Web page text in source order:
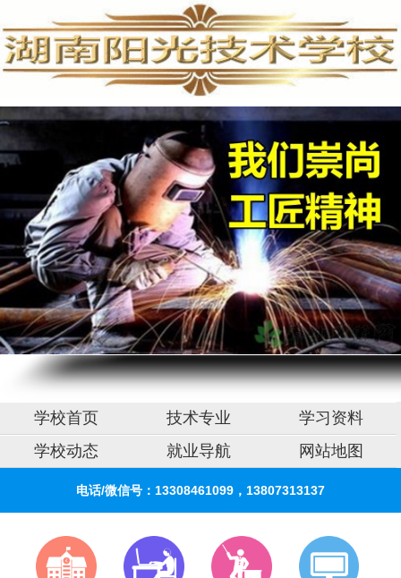
手机维修培训,手机维修培训学校,手机维修培训班
学校首页 技术专业
学习资料
学校动态
就业导航 网站地图
电话/微信号：13308461099，13807313137